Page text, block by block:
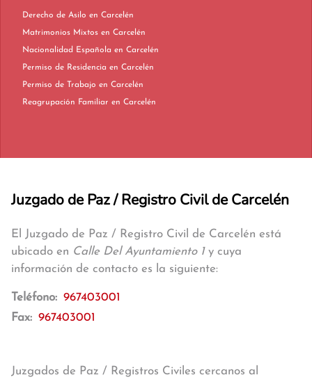
Derecho de Asilo en Carcelén
Matrimonios Mixtos en Carcelén
Nacionalidad Española en Carcelén
Permiso de Residencia en Carcelén
Permiso de Trabajo en Carcelén
Reagrupación Familiar en Carcelén
Juzgado de Paz / Registro Civil de Carcelén
El Juzgado de Paz / Registro Civil de Carcelén está
ubicado en Calle Del Ayuntamiento 1y cuya
información de contacto es la siguiente:
Teléfono: 967403001
Fax: 967403001
Juzgados de Paz / Registros Civiles cercanos al